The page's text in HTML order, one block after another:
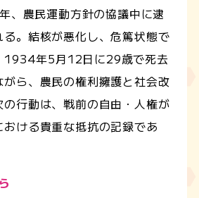
、農民運動方針の協議中に逮
。結核が悪化し、危篤状態で
1934年5月12日に29歳で死去
がら、農民の権利擁護と社会改
行動は、戦前の自由・人権が
ける貴重な抵抗の記録であ